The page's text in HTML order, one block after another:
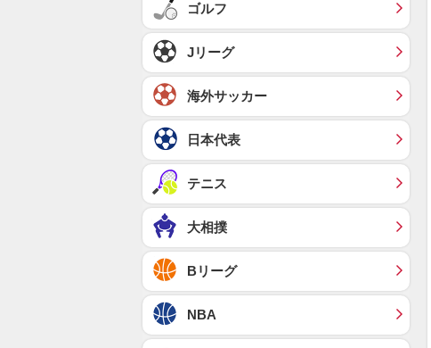
ゴルフ
Jリーグ
海外サッカー
日本代表
テニス
大相撲
Bリーグ
NBA